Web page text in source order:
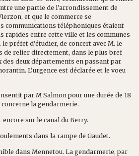
une partie de l'arrondissement de
et que le commerce se
communications téléphoniques étaient
rapides entre cette ville et les communes
préfet d'étudier, de concert avec M. le
de relier directement, dans le plus bref
des deux départements en passant par
L'urgence est déclarée et le voeu
par M Salmon pour une durée de 18
la gendarmerie.
sur le canal du Berry.
dans la rampe de Gaudet.
dans Mennetou. La gendarmerie, par